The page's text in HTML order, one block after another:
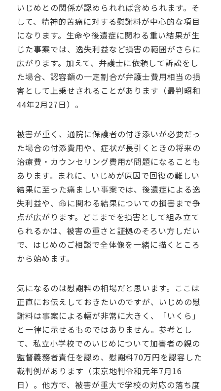
いじめとの関係が認められれば含められます。そ
して、精神的苦痛に対する慰謝料が中心的な項目
になります。生命や後遺症に関わる重い結果が生
じた事案では、逸失利益など損害の範囲がさらに
広がります。加えて、弁護士に依頼して訴訟をし
た場合、認容額の一定割合が弁護士費用相当の損
害として上乗せされることがあります（最判昭和
44年2月27日）。
被害が重く、通院に保護者の付き添いが必要だっ
た場合の付添費用や、症状が長引くときの将来の
治療費・カウンセリング費用が問題になることも
あります。まれに、いじめが原因で回復の難しい
結果に至った痛ましい事案では、後遺症による逸
失利益や、命に関わる結果についての損害まで争
点が広がります。どこまでを損害として組み立て
られるかは、被害の重さと証拠のそろい方しだい
で、はじめのご相談で全体像を一緒に描くところ
から始めます。
気になるのは慰謝料の相場だと思います。ここは
正直にお伝えしておきたいのですが、いじめの慰
謝料は事案による幅が非常に大きく、「いくら」
と一律に示せるものではありません。参考とし
て、私立小学校でのいじめについて加害者の親の
監督義務者責任を認め、慰謝料70万円を認容した
裁判例があります（東京地判令和元年7月16
日）。他方で、被害が重大で学校の対応の落ち度